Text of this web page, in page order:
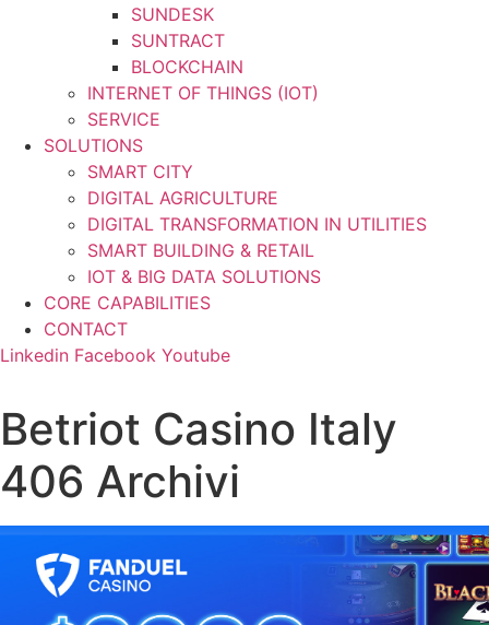
SUNDESK
SUNTRACT
BLOCKCHAIN
INTERNET OF THINGS (IOT)
SERVICE
SOLUTIONS
SMART CITY
DIGITAL AGRICULTURE
DIGITAL TRANSFORMATION IN UTILITIES
SMART BUILDING & RETAIL
IOT & BIG DATA SOLUTIONS
CORE CAPABILITIES
CONTACT
Linkedin Facebook Youtube
Betriot Casino Italy
406 Archivi